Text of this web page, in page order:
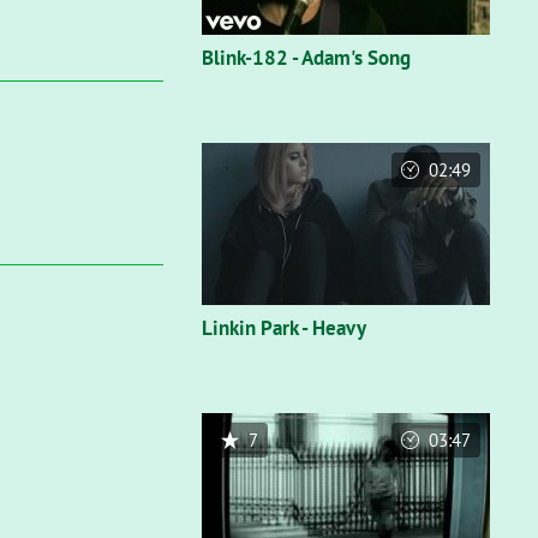
Blink-182 - Adam's Song
Linkin Park - Heavy
02:49
7 03:47